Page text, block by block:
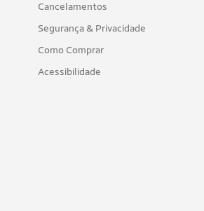
Cancelamentos
Segurança & Privacidade
Como Comprar
Acessibilidade